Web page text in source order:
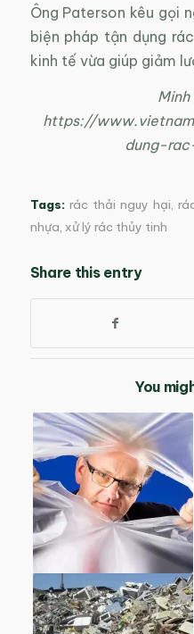
Ông Paterson kêu gọi
biện pháp tận dụng
kinh tế vừa giúp giảm
https://
dung-
Tags: rác thải nguy hại,
nhựa, xử lý rác thủy tinh
Share this entry
You